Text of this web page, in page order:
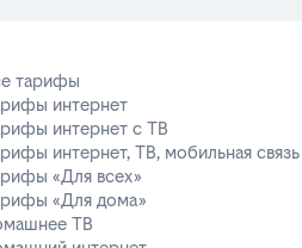
тарифы
интернет
интернет с ТВ
интернет, ТВ, мобильная связь
«Для всех»
«Для дома»
ТВ